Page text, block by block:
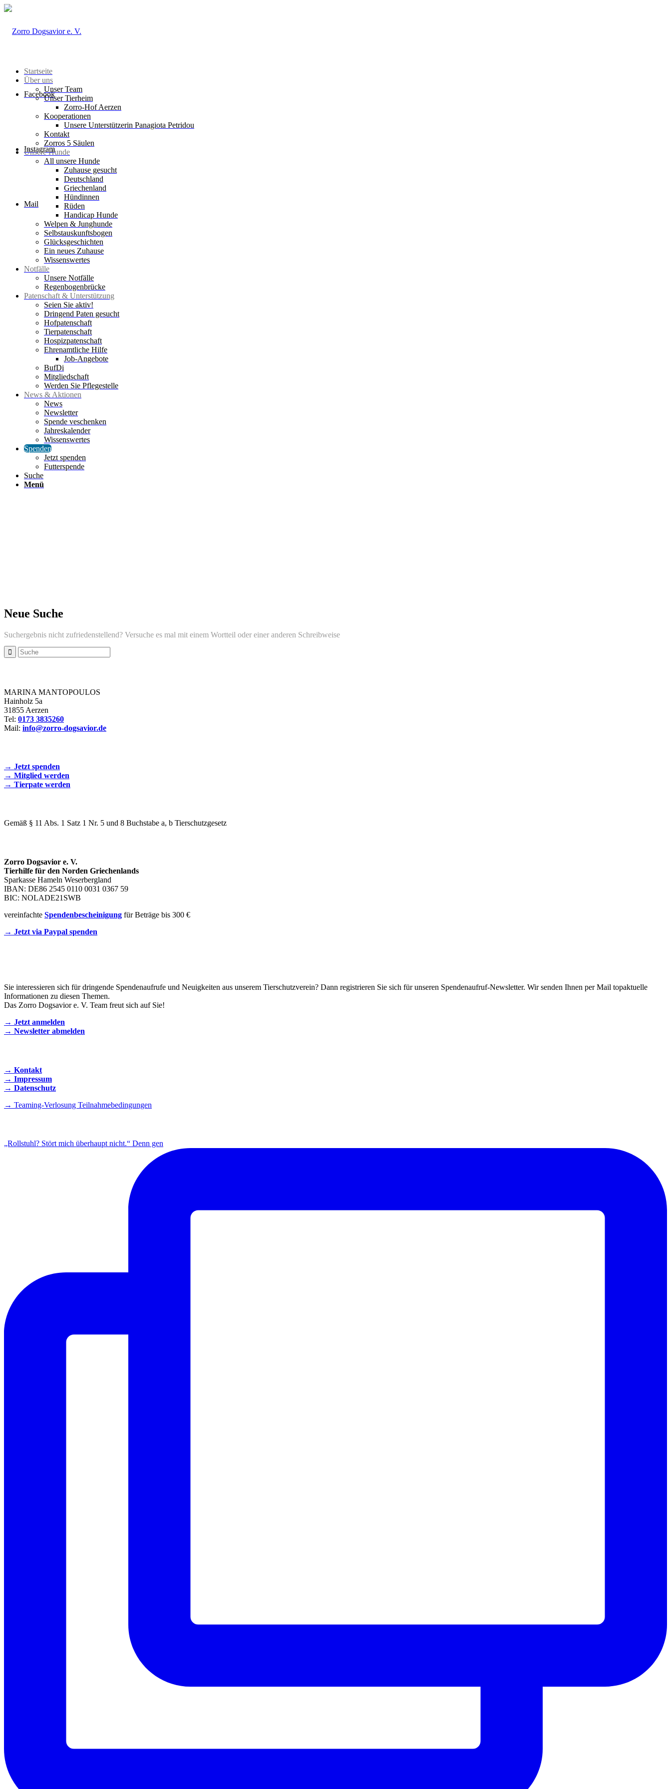
Facebook
Instagram
Mail
Startseite
Über uns
Unser Team
Unser Tierheim
Zorro-Hof Aerzen
Kooperationen
Unsere Unterstützerin Panagiota Petridou
Kontakt
Zorros 5 Säulen
Unsere Hunde
All unsere Hunde
Zuhause gesucht
Deutschland
Griechenland
Hündinnen
Rüden
Handicap Hunde
Welpen & Junghunde
Selbstauskunftsbogen
Glücksgeschichten
Ein neues Zuhause
Wissenswertes
Notfälle
Unsere Notfälle
Regenbogenbrücke
Patenschaft & Unterstützung
Seien Sie aktiv!
Dringend Paten gesucht
Hofpatenschaft
Tierpatenschaft
Hospizpatenschaft
Ehrenamtliche Hilfe
Job-Angebote
BufDi
Mitgliedschaft
Werden Sie Pflegestelle
News & Aktionen
News
Newsletter
Spende veschenken
Jahreskalender
Wissenswertes
Spenden
Jetzt spenden
Futterspende
Suche
Menü
Neue Suche
Suchergebnis nicht zufriedenstellend? Versuche es mal mit einem Wortteil oder einer anderen Schreibweise
MARINA MANTOPOULOS
Hainholz 5a
31855 Aerzen
Tel: 0173 3835260
Mail: info@zorro-dogsavior.de
→ Jetzt spenden
→ Mitglied werden
→ Tierpate werden
Gemäß § 11 Abs. 1 Satz 1 Nr. 5 und 8 Buchstabe a, b Tierschutzgesetz
Zorro Dogsavior e. V.
Tierhilfe für den Norden Griechenlands
Sparkasse Hameln Weserbergland
IBAN: DE86 2545 0110 0031 0367 59
BIC: NOLADE21SWB
vereinfachte Spendenbescheinigung für Beträge bis 300 €
→ Jetzt via Paypal spenden
Sie interessieren sich für dringende Spendenaufrufe und Neuigkeiten aus unserem Tierschutzverein? Dann registrieren Sie sich für unseren Spendenaufruf-Newsletter. Wir senden Ihnen per Mail topaktuelle
Informationen zu diesen Themen.
Das Zorro Dogsavior e. V. Team freut sich auf Sie!
→ Jetzt anmelden
→ Newsletter abmelden
→ Kontakt
→ Impressum
→ Datenschutz
→ Teaming-Verlosung Teilnahmebedingungen
„Rollstuhl? Stört mich überhaupt nicht.“ Denn gen